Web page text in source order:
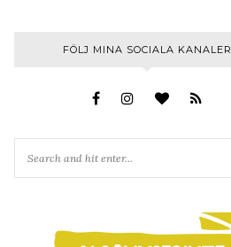
FÖLJ MINA SOCIALA KANALER